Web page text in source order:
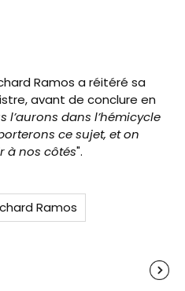
Ramos a réitéré sa
avant de conclure en
l’aurons dans l’hémicycle
ce sujet, et on
à nos côtés".
Ramos